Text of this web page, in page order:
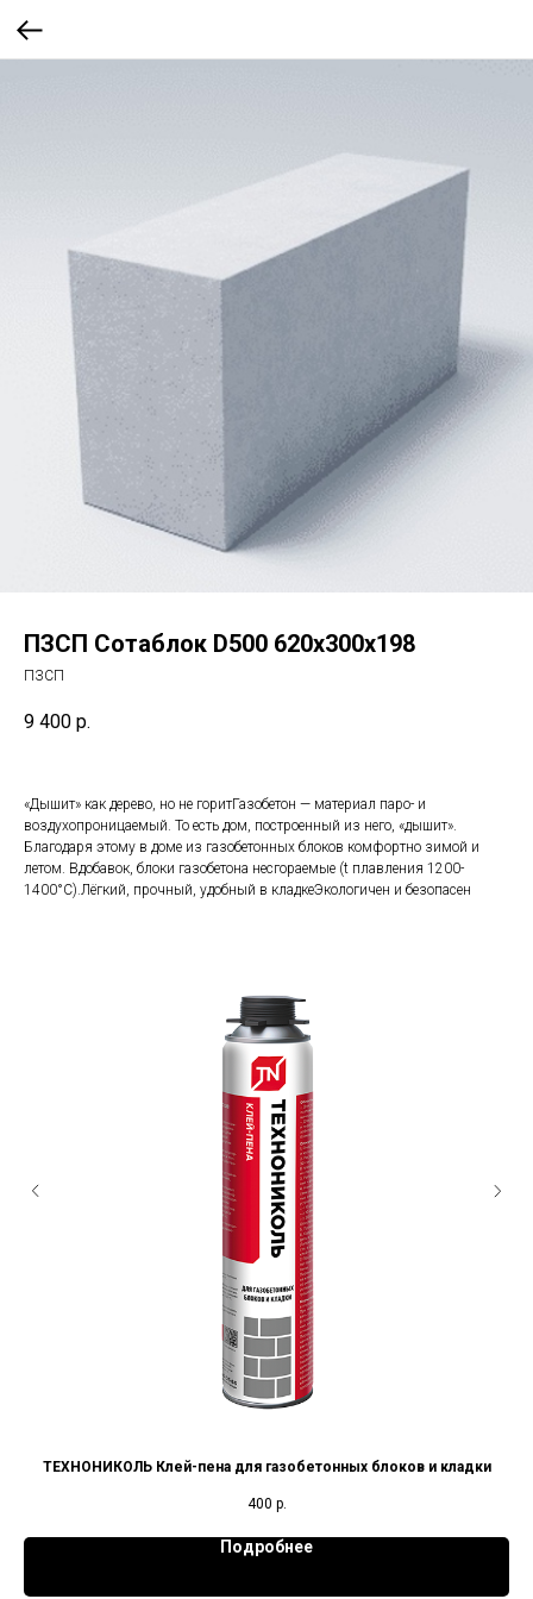
ПЗСП Сотаблок D500 620x300x198
ПЗСП
9 400 р.
«Дышит» как дерево, но не горитГазобетон — материал паро- и
воздухопроницаемый. То есть дом, построенный из него, «дышит».
Благодаря этому в доме из газобетонных блоков комфортно зимой и
летом. Вдобавок, блоки газобетона несгораемые (t плавления 1200-
1400°С).Лёгкий, прочный, удобный в кладкеЭкологичен и безопасен
ТЕХНОНИКОЛЬ Клей-пена для газобетонных блоков и кладки
400 р.
Подробнее